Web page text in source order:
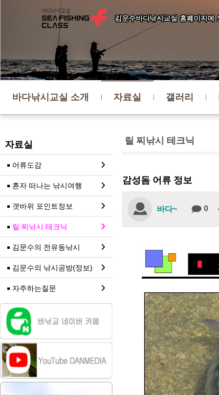
바다낚시교실 소개 자료실 갤러리
릴 찌낚시 테크닉
자료실
어류도감
혼자 떠나는 낚시여행
갯바위 포인트정보
릴 찌낚시 테크닉
김문수의 전유동낚시
김문수의 낚시공방(정보)
자주하는질문
감성돔 어류 정보
바다~ 0